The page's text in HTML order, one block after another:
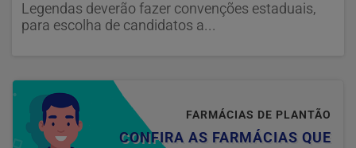
Legendas deverão fazer convenções estaduais,
para escolha de candidatos a...
FARMÁCIAS DE PLANTÃO
CONFIRA AS FARMÁCIAS QUE